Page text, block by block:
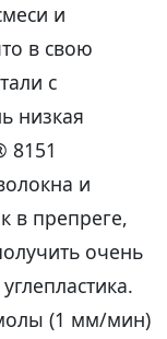
и
в свою
с
низкая
8151
и
в препреге,
очень
(1 мм/мин)